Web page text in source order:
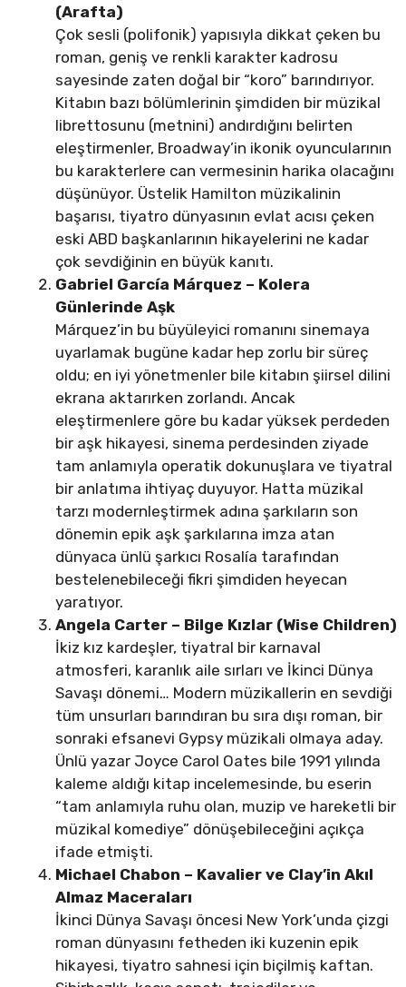
(Arafta)
Çok sesli (polifonik) yapısıyla dikkat çeken bu
roman, geniş ve renkli karakter kadrosu
sayesinde zaten doğal bir “koro” barındırıyor.
Kitabın bazı bölümlerinin şimdiden bir müzikal
librettosunu (metnini) andırdığını belirten
eleştirmenler, Broadway’in ikonik oyuncularının
bu karakterlere can vermesinin harika olacağını
düşünüyor. Üstelik Hamilton müzikalinin
başarısı, tiyatro dünyasının evlat acısı çeken
eski ABD başkanlarının hikayelerini ne kadar
çok sevdiğinin en büyük kanıtı.
Gabriel García Márquez – Kolera
Günlerinde Aşk
Márquez’in bu büyüleyici romanını sinemaya
uyarlamak bugüne kadar hep zorlu bir süreç
oldu; en iyi yönetmenler bile kitabın şiirsel dilini
ekrana aktarırken zorlandı. Ancak
eleştirmenlere göre bu kadar yüksek perdeden
bir aşk hikayesi, sinema perdesinden ziyade
tam anlamıyla operatik dokunuşlara ve tiyatral
bir anlatıma ihtiyaç duyuyor. Hatta müzikal
tarzı modernleştirmek adına şarkıların son
dönemin epik aşk şarkılarına imza atan
dünyaca ünlü şarkıcı Rosalía tarafından
bestelenebileceği fikri şimdiden heyecan
yaratıyor.
Angela Carter – Bilge Kızlar (Wise Children)
İkiz kız kardeşler, tiyatral bir karnaval
atmosferi, karanlık aile sırları ve İkinci Dünya
Savaşı dönemi… Modern müzikallerin en sevdiği
tüm unsurları barındıran bu sıra dışı roman, bir
sonraki efsanevi Gypsy müzikali olmaya aday.
Ünlü yazar Joyce Carol Oates bile 1991 yılında
kaleme aldığı kitap incelemesinde, bu eserin
“tam anlamıyla ruhu olan, muzip ve hareketli bir
müzikal komediye” dönüşebileceğini açıkça
ifade etmişti.
Michael Chabon – Kavalier ve Clay’in Akıl
Almaz Maceraları
İkinci Dünya Savaşı öncesi New York’unda çizgi
roman dünyasını fetheden iki kuzenin epik
hikayesi, tiyatro sahnesi için biçilmiş kaftan.